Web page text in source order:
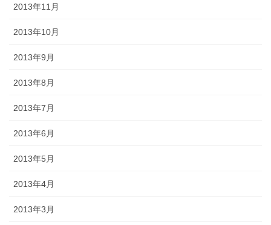
2013年11月
2013年10月
2013年9月
2013年8月
2013年7月
2013年6月
2013年5月
2013年4月
2013年3月